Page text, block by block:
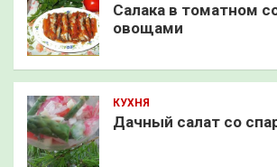
Салака в томатном
овощами
КУХНЯ
Дачный салат со